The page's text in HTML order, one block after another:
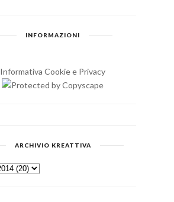
INFORMAZIONI
Informativa Cookie e Privacy
ARCHIVIO KREATTIVA